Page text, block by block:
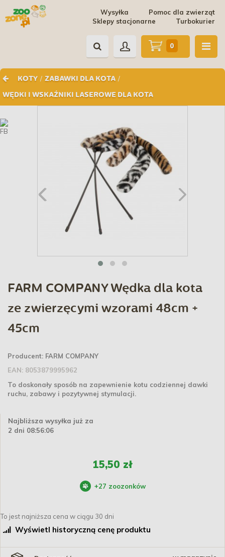
Pomoc dla zwierząt
Wysyłka
Turbokurier
Sklepy stacjonarne
KOTY / ZABAWKI DLA KOTA /
WĘDKI I WSKAŹNIKI LASEROWE DLA KOTA
0
FARM COMPANY Wędka dla kota
ze zwierzęcymi wzorami 48cm +
45cm
Producent: FARM COMPANY
EAN: 8053879995962
To doskonały sposób na zapewnienie kotu codziennej dawki
ruchu, zabawy i pozytywnej stymulacji.
Najbliższa wysyłka już za
2 dni 08:56:06
15,50 zł
+27 zoozonków
To jest najniższa cena w ciągu 30 dni
Wyświetl historyczną cenę produktu